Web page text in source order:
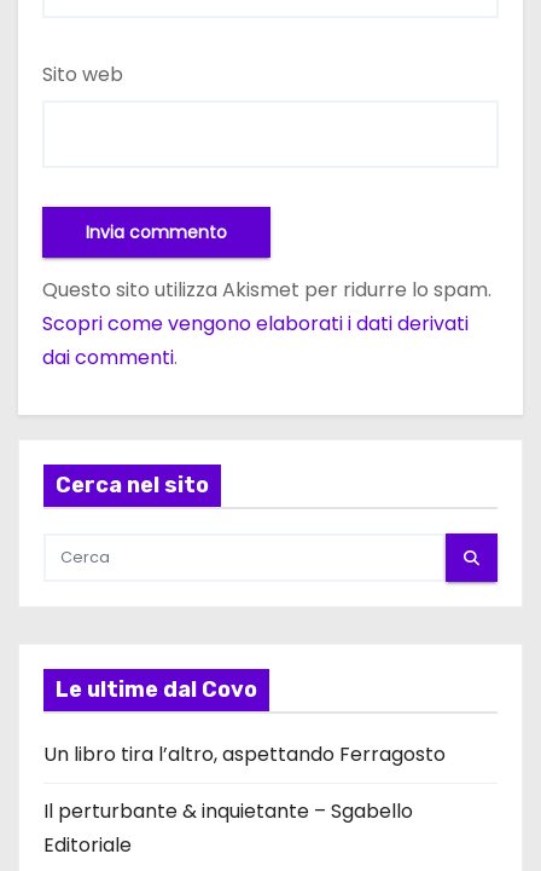
Sito web
Questo sito utilizza Akismet per ridurre lo spam.
Scopri come vengono elaborati i dati derivati
dai commenti.
Cerca nel sito
Le ultime dal Covo
Un libro tira l’altro, aspettando Ferragosto
Il perturbante & inquietante – Sgabello
Editoriale